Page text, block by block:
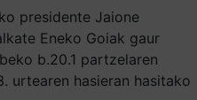
presidente Jaione
Eneko Goiak gaur
b.20.1 partzelaren
urtearen hasieran hasitako